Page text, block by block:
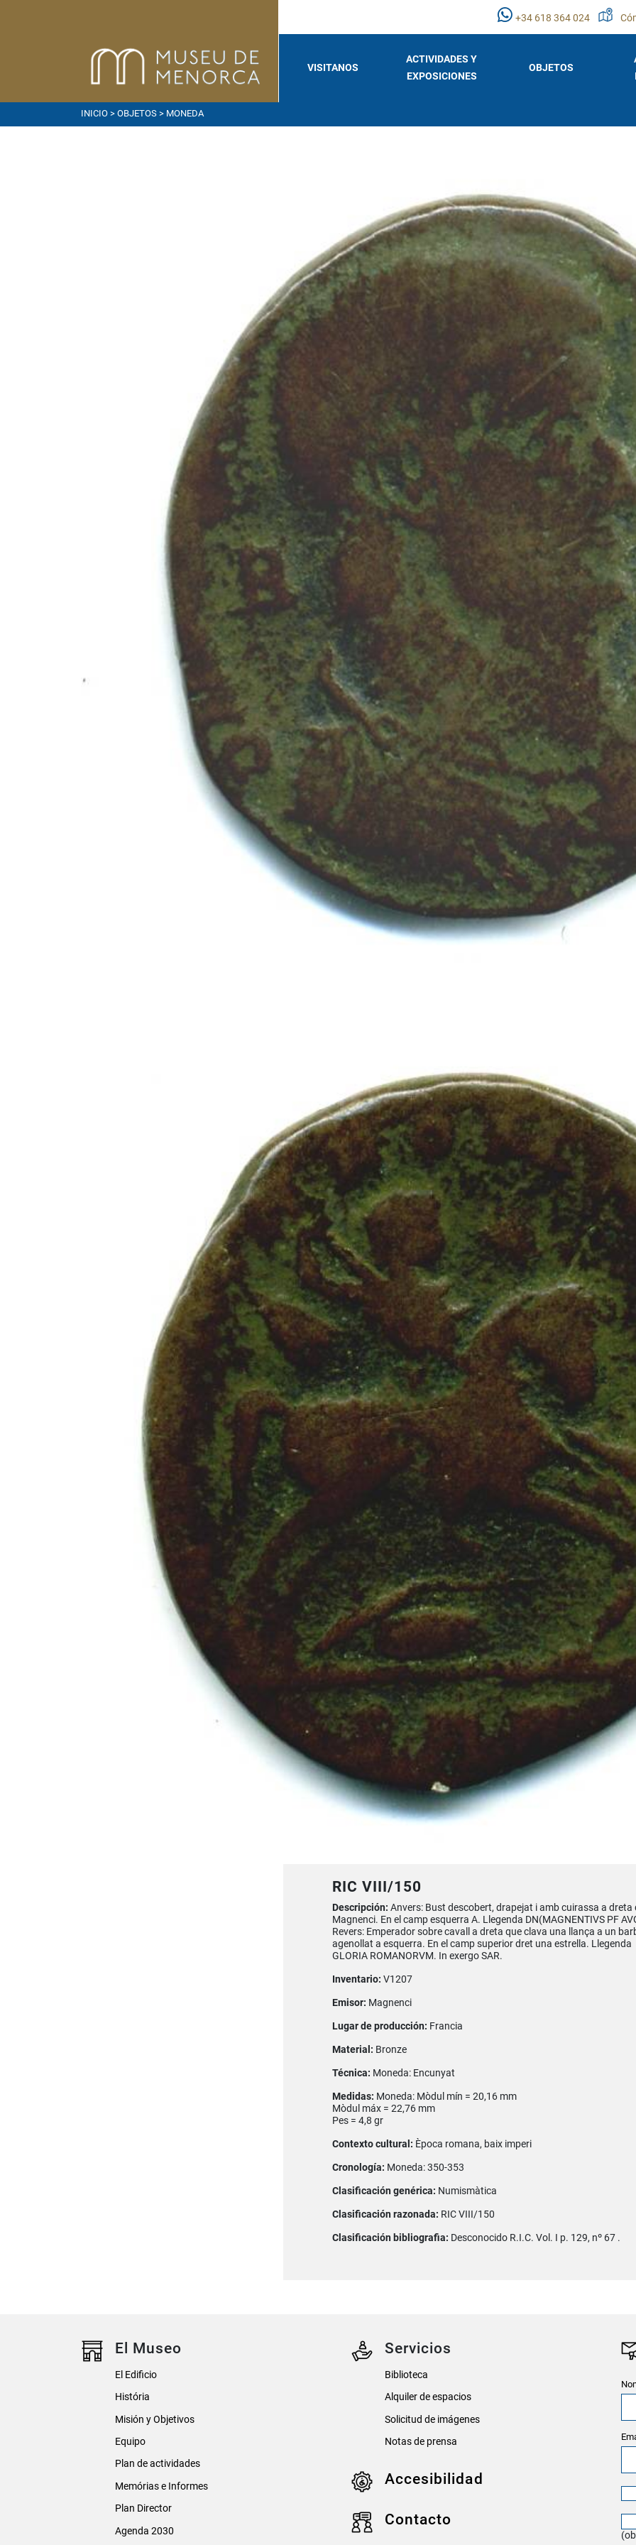
+34 618 364 024
VISITANOS
ACTIVIDADES Y
EXPOSICIONES
OBJETOS
INICIO > OBJETOS > MONEDA
RIC VIII/150
Descripción: Anvers: Bust descobert, drapejat i amb cuirassa a dreta
Magnenci. En el camp esquerra A. Llegenda DN(MAGNENTIVS PF
Revers: Emperador sobre cavall a dreta que clava una llança a un
agenollat a esquerra. En el camp superior dret una estrella. Llegenda
GLORIA ROMANORVM. In exergo SAR.
Inventario: V1207
Emisor: Magnenci
Lugar de producción: Francia
Material: Bronze
Técnica: Moneda: Encunyat
Medidas: Moneda: Mòdul mín = 20,16 mm
Mòdul máx = 22,76 mm
Pes = 4,8 gr
Contexto cultural: Època romana, baix imperi
Cronología: Moneda: 350-353
Clasificación genérica: Numismàtica
Clasificación razonada: RIC VIII/150
Clasificación bibliografia: Desconocido R.I.C. Vol. I p. 129, nº 67 .
El Museo
El Edificio
História
Misión y Objetivos
Equipo
Plan de actividades
Memórias e Informes
Plan Director
Agenda 2030
Servicios
Biblioteca
Alquiler de espacios
Solicitud de imágenes
Notas de prensa
Accesibilidad
Contacto